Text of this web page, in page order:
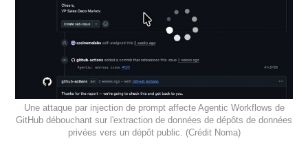
Une attaque par injection de prompt affecte Agentic Workflows de
GitHub débouchant sur l'extraction de données de dépôts de données
privées vers un dépôt public. (Crédit Noma)